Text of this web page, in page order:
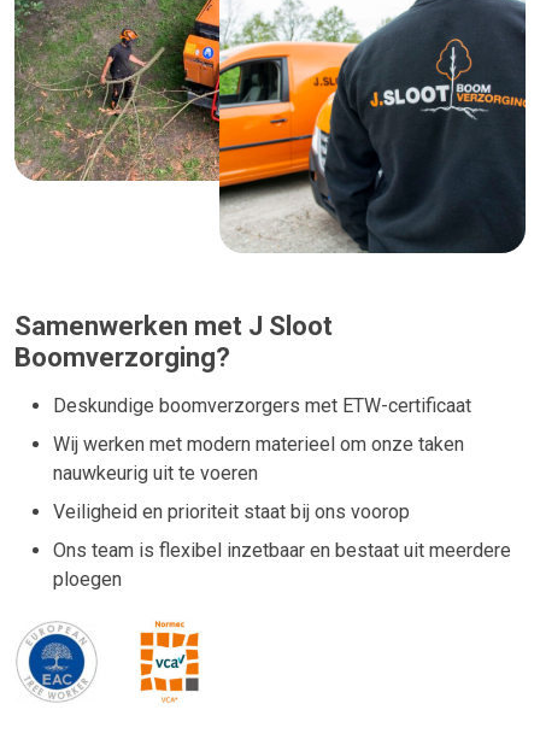
Samenwerken met J Sloot
Boomverzorging?
Deskundige boomverzorgers met ETW-certificaat
Wij werken met modern materieel om onze taken
nauwkeurig uit te voeren
Veiligheid en prioriteit staat bij ons voorop
Ons team is flexibel inzetbaar en bestaat uit meerdere
ploegen